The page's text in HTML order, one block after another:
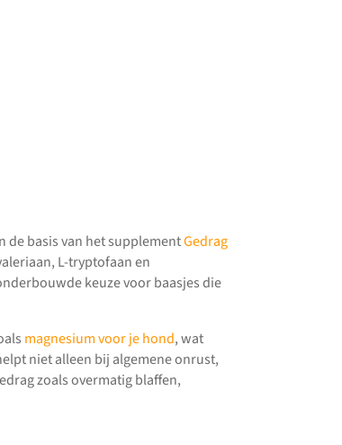
de basis van het supplementGedrag
L-tryptofaan en
keuze voor baasjes die
magnesium voor je hond, wat
niet alleen bij algemene onrust,
zoals overmatig blaffen,